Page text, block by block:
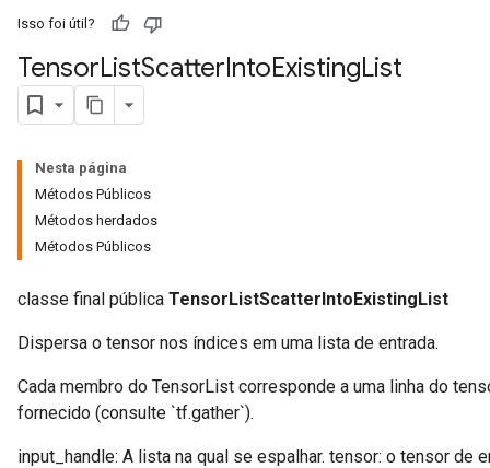
Isso foi útil?
TensorListScatterIntoExistingList
Nesta página
Métodos Públicos
Métodos herdados
Métodos Públicos
classe final pública TensorListScatterIntoExistingList
Dispersa o tensor nos índices em uma lista de entrada.
Cada membro do TensorList corresponde a uma linha do
fornecido (consulte `tf.gather`).
input_handle: A lista na qual se espalhar. tensor: o tensor de